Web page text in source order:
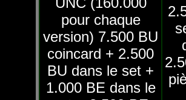
pour chaque
version) 7.500 BU
coincard + 2.500
BU dans le set +
1.000 BE dans le